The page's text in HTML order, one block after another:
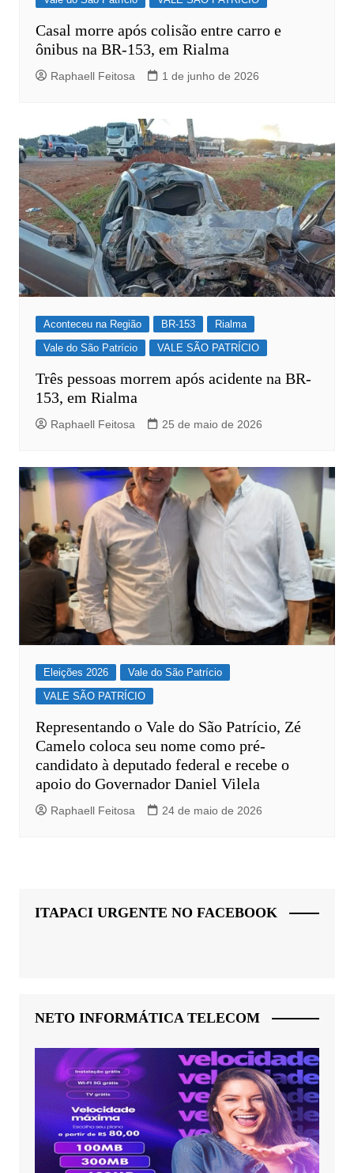
Casal morre após colisão entre carro e
ônibus na BR-153, em Rialma
Raphaell Feitosa 1 de junho de 2026
Aconteceu na Região BR-153
Rialma
Vale do São Patrício
VALE SÃO PATRÍCIO
Três pessoas morrem após acidente na BR-
153, em Rialma
Raphaell Feitosa 25 de maio de 2026
Eleições 2026
Vale do São Patrício
VALE SÃO PATRÍCIO
Representando o Vale do São Patrício, Zé
Camelo coloca seu nome como pré-
candidato à deputado federal e recebe o
apoio do Governador Daniel Vilela
Raphaell Feitosa 24 de maio de 2026
ITAPACI URGENTE NO FACEBOOK
NETO INFORMÁTICA TELECOM